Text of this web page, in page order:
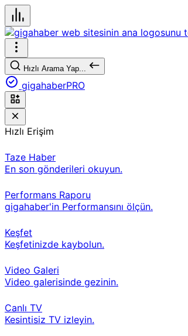
Hızlı Arama Yap...
gigahaberPRO
Hızlı Erişim
Taze Haber
En son gönderileri okuyun.
Performans Raporu
gigahaber'in Performansını ölçün.
Keşfet
Keşfetinizde kaybolun.
Video Galeri
Video galerisinde gezinin.
Canlı TV
Kesintisiz TV izleyin.